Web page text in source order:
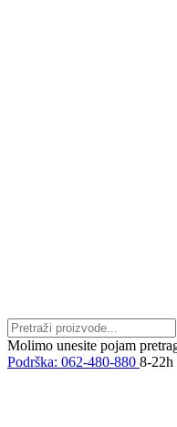
Molimo unesite pojam
Podrška: 062-480-880 8-22h